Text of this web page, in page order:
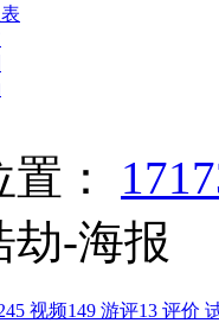
：
劫-海报
视频149 游评13 评价